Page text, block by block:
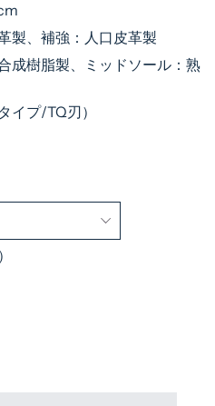
製、補強：人口皮革製
成樹脂製、ミッドソール：熟
イプ/TQ刃）